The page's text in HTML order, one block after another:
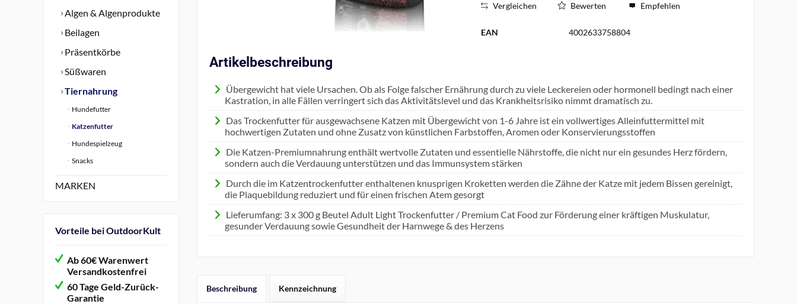
Algen & Algenprodukte
Beilagen
Präsentkörbe
Süßwaren
Tiernahrung
Hundefutter
Katzenfutter
Hundespielzeug
Snacks
MARKEN
Vorteile bei OutdoorKult
Ab 60€ Warenwert
Versandkostenfrei
60 Tage Geld-Zurück-
Garantie
Vergleichen Bewerten Empfehlen
EAN 4002633758804
Artikelbeschreibung
Übergewicht hat viele Ursachen. Ob als Folge falscher Ernährung durch zu viele Leckereien oder hormonell bedingt nach einer
Kastration, in alle Fällen verringert sich das Aktivitätslevel und das Krankheitsrisiko nimmt dramatisch zu.
Das Trockenfutter für ausgewachsene Katzen mit Übergewicht von 1-6 Jahre ist ein vollwertiges Alleinfuttermittel mit
hochwertigen Zutaten und ohne Zusatz von künstlichen Farbstoffen, Aromen oder Konservierungsstoffen
Die Katzen-Premiumnahrung enthält wertvolle Zutaten und essentielle Nährstoffe, die nicht nur ein gesundes Herz fördern,
sondern auch die Verdauung unterstützen und das Immunsystem stärken
Durch die im Katzentrockenfutter enthaltenen knusprigen Kroketten werden die Zähne der Katze mit jedem Bissen gereinigt,
die Plaquebildung reduziert und für einen frischen Atem gesorgt
Lieferumfang: 3 x 300 g Beutel Adult Light Trockenfutter / Premium Cat Food zur Förderung einer kräftigen Muskulatur,
gesunder Verdauung sowie Gesundheit der Harnwege & des Herzens
Beschreibung Kennzeichnung